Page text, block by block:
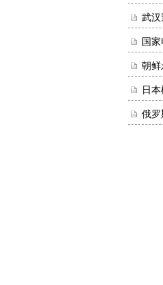
武汉
国家
朝鲜
日
俄罗